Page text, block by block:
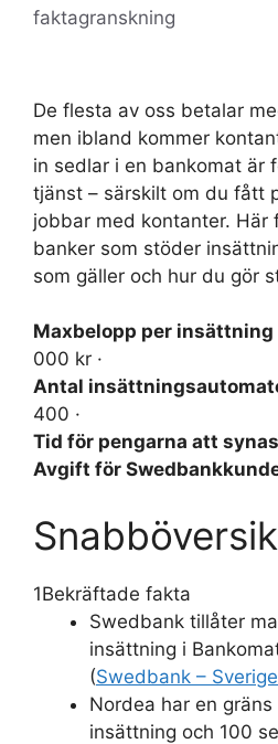
faktagranskning
De flesta av oss betalar
men ibland kommer
in sedlar i en bankomat är
tjänst – särskilt om du fått
jobbar med kontanter. Här
banker som stöder
som gäller och hur du gör
Maxbelopp per insättning
000 kr ·
Antal
400 ·
Tid för pengarna att
Avgift för
1Bekräftade fakta
Swedbank tillåter
insättning i
(Swedbank –
Nordea har en
insättning och 100